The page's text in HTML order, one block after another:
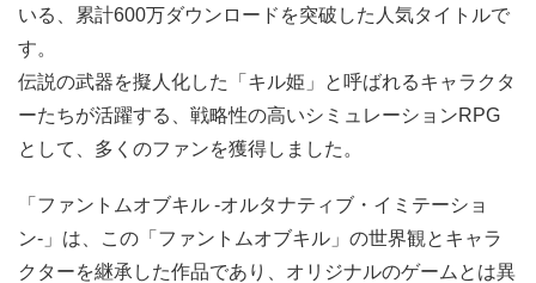
いる、累計600万ダウンロードを突破した人気タイトルで
す。
伝説の武器を擬人化した「キル姫」と呼ばれるキャラクタ
ーたちが活躍する、戦略性の高いシミュレーションRPG
として、多くのファンを獲得しました。
「ファントムオブキル -オルタナティブ・イミテーショ
ン-」は、この「ファントムオブキル」の世界観とキャラ
クターを継承した作品であり、オリジナルのゲームとは異